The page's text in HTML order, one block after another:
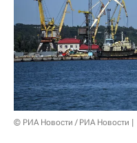
© РИА Новости / РИА Новости